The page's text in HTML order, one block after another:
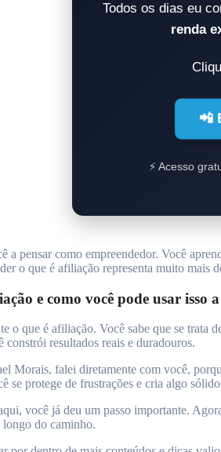
Todos os dias eu
renda
📲
⚡ Acesso
a pensar como empreendedor. Você
o que é afiliação representa muito mais
e como você pode usar isso
o que é afiliação. Você sabe que se trata
resultados reais e duradouros.
Morais, falei diretamente com você,
se protege de frustrações e cria algo
você já deu um passo importante.
longo do caminho.